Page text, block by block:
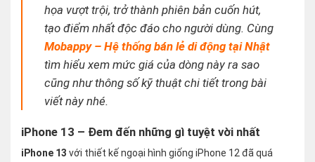
họa vượt trội, trở thành phiên bản cuốn hút,
tạo điểm nhất độc đáo cho người dùng. Cùng
Mobappy – Hệ thống bán lẻ di động tại Nhật
tìm hiểu xem mức giá của dòng này ra sao
cũng như thông số kỹ thuật chi tiết trong bài
viết này nhé.
iPhone 13 – Đem đến những gì tuyệt vời nhất
iPhone 13 với thiết kế ngoại hình giống iPhone 12 đã quá